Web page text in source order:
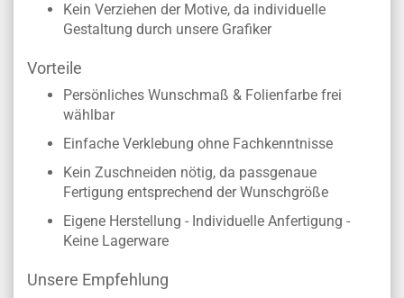
Kein Verziehen der Motive, da individuelle
Gestaltung durch unsere Grafiker
Vorteile
Persönliches Wunschmaß & Folienfarbe frei
wählbar
Einfache Verklebung ohne Fachkenntnisse
Kein Zuschneiden nötig, da passgenaue
Fertigung entsprechend der Wunschgröße
Eigene Herstellung - Individuelle Anfertigung -
Keine Lagerware
Unsere Empfehlung